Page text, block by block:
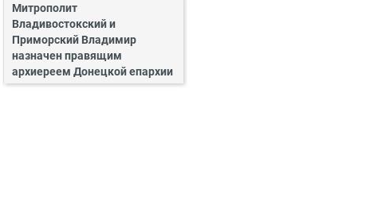
Митрополит
Владивостокский и
Приморский Владимир
назначен правящим
архиереем Донецкой епархии